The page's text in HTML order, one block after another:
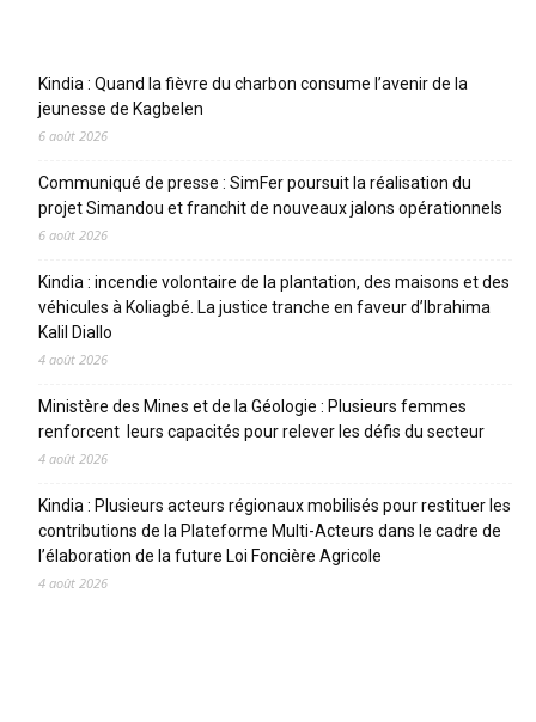
Kindia : Quand la fièvre du charbon consume l’avenir de la
jeunesse de Kagbelen
6 août 2026
Communiqué de presse : SimFer poursuit la réalisation du
projet Simandou et franchit de nouveaux jalons opérationnels
6 août 2026
Kindia : incendie volontaire de la plantation, des maisons et des
véhicules à Koliagbé. La justice tranche en faveur d’Ibrahima
Kalil Diallo
4 août 2026
Ministère des Mines et de la Géologie : Plusieurs femmes
renforcent leurs capacités pour relever les défis du secteur
4 août 2026
Kindia : Plusieurs acteurs régionaux mobilisés pour restituer les
contributions de la Plateforme Multi-Acteurs dans le cadre de
l’élaboration de la future Loi Foncière Agricole
4 août 2026